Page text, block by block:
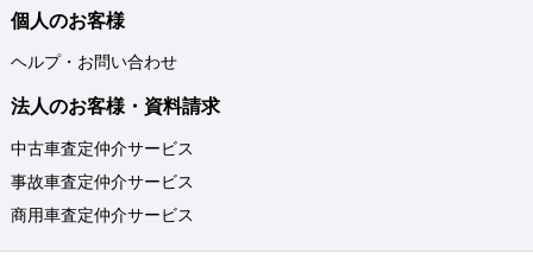
個人のお客様
ヘルプ・お問い合わせ
法人のお客様・資料請求
中古車査定仲介サービス
事故車査定仲介サービス
商用車査定仲介サービス